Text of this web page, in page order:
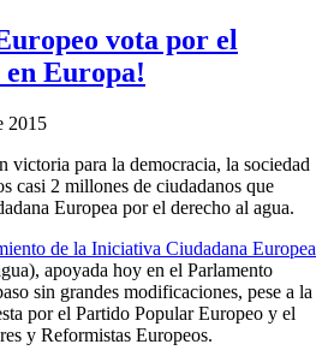
vota por el
en Europa!
2015
victoria para la democracia, la sociedad
casi 2 millones de ciudadanos que
Europea por el derecho al agua.
de la Iniciativa Ciudadana Europea
apoyada hoy en el Parlamento
sin grandes modificaciones, pese a la
por el Partido Popular Europeo y el
y Reformistas Europeos.